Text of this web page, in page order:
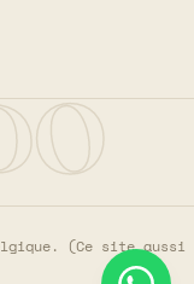
(Ce site aussi